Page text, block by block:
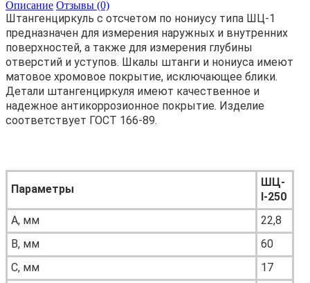
Описание Отзывы (0)
Штангенциркуль с отсчетом по нониусу типа ШЦ-1
предназначен для измерения наружных и внутренних
поверхностей, а также для измерения глубины
отверстий и уступов. Шкалы штанги и нониуса имеют
матовое хромовое покрытие, исключающее блики.
Детали штангенциркуля имеют качественное и
надежное антикоррозионное покрытие. Изделие
соответствует ГОСТ 166-89.
Параметры
ШЦ-
I-250
А, мм
22,8
В, мм
60
С, мм
17